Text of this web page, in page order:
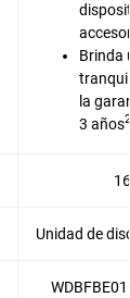
Brinda
la
3 años2
Unidad de